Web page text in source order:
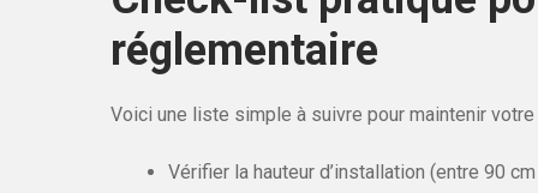
réglementaire
Voici une liste simple à suivre pour maintenir votre
Vérifier la hauteur d’installation (entre 90